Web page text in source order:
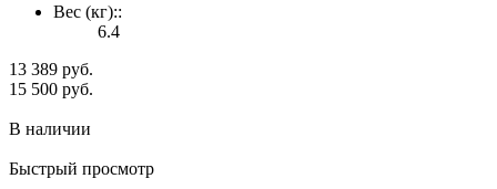
Вес (кг)::
6.4
13 389 руб.
15 500 руб.
В наличии
Быстрый просмотр